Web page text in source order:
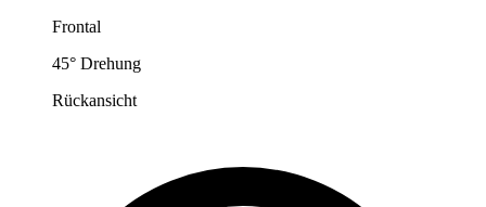
Frontal
45° Drehung
Rückansicht